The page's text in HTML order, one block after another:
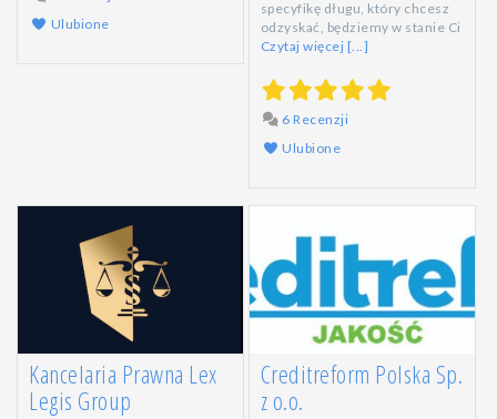
Ulubione
specyfikę długu, który chcesz
odzyskać, będziemy w stanie Ci
Czytaj więcej [...]
6 Recenzji
Ulubione
Kancelaria Prawna Lex
Legis Group
Creditreform Polska Sp.
z o.o.